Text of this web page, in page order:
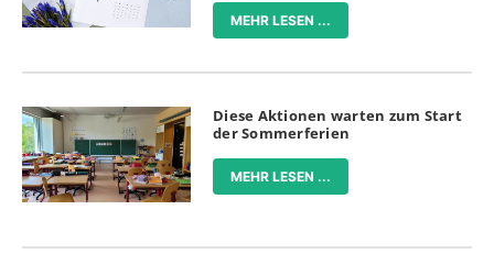
MEHR LESEN ...
Diese Aktionen warten zum Start
der Sommerferien
MEHR LESEN ...